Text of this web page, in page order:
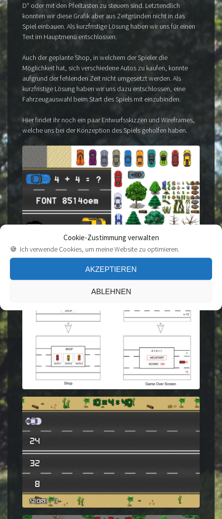
Cookie-Zustimmung verwalten
🍪 Ich verwende Cookies, um meine Website zu optimieren.
AKZEPTIEREN
ABLEHNEN
D“ oder mit den Pfeiltasten zu steuern sind. Letztendlich
konnten wir diese Grafik aber aus Zeitgründen nicht in das
Spiel einbauen. Als kurzfristige Lösung haben wir uns für einen
Text im Hauptmenü entschlossen.
Auch der geplante Shop, in welchem der Spieler die
Möglichkeit hat, sich verschiedene Autos zu kaufen, konnte
aufgrund der fehlenden Zeit nicht umgesetzt werden. Als
kurzfristige Lösung haben wir uns dazu entschlossen, eine
Fahrzeugauswahl beim Start des Spiels mit einzubinden.
Hier findet ihr noch ein paar Entwurfsskizzen und Wireframes,
welche uns bei der Konzeption des Spiels geholfen haben.